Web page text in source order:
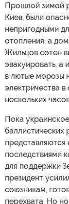
Прошлой зимой
Киев, были
непригодными
отопления, а
Жильцов сотен
эвакуировать, а
в лютые морозы
электричества
нескольких
Пока
баллистических
последствиями
для поддержки
президент
союзникам,
перехвата. Но